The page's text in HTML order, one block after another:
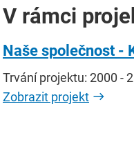
V rámci
Naše společnost -
Trvání projektu: 2000 -
Zobrazit projekt